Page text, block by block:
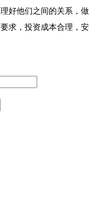
好他们之间的关系，做
求，投资成本合理，安